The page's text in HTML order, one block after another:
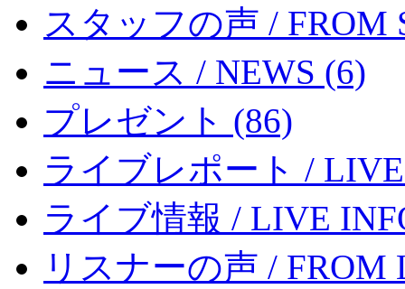
スタッフの声 / FROM
ニュース / NEWS (6)
プレゼント (86)
ライブレポート / LIVE
ライブ情報 / LIVE
リスナーの声 / FROM